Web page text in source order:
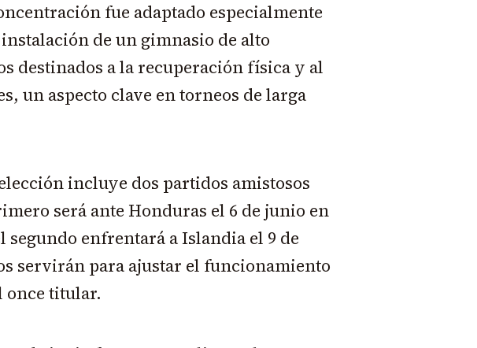
fue adaptado especialmente
de un gimnasio de alto
destinados a la recuperación física y al
un aspecto clave en torneos de larga
incluye dos partidos amistosos
será ante Honduras el 6 de junio en
segundo enfrentará a Islandia el 9 de
servirán para ajustar el funcionamiento
once titular.